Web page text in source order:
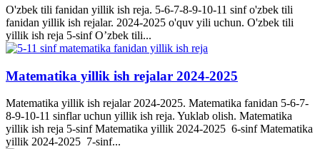
O'zbek tili fanidan yillik ish reja. 5-6-7-8-9-10-11 sinf o'zbek tili
fanidan yillik ish rejalar. 2024-2025 o'quv yili uchun. O'zbek tili
yillik ish reja 5-sinf O’zbek tili...
Matematika yillik ish rejalar 2024-2025
Matematika yillik ish rejalar 2024-2025. Matematika fanidan 5-6-7-
8-9-10-11 sinflar uchun yillik ish reja. Yuklab olish. Matematika
yillik ish reja 5-sinf Matematika yillik 2024-2025 6-sinf Matematika
yillik 2024-2025 7-sinf...